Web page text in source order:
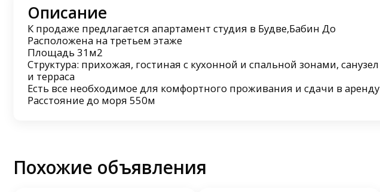
Описание
К продаже предлагается апартамент студия в Будве,Бабин До
Расположена на третьем этаже
Площадь 31м2
Структура: прихожая, гостиная с кухонной и спальной зонами, санузел
и терраса
Есть все необходимое для комфортного проживания и сдачи в аренду
Расстояние до моря 550м
Похожие объявления